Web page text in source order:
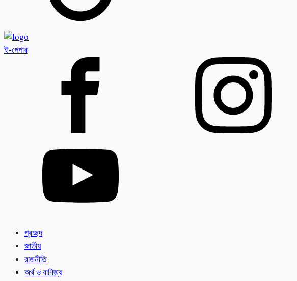
ই-পেপার
প্রচ্ছদ
জাতীয়
রাজনীতি
অর্থ ও বাণিজ্য